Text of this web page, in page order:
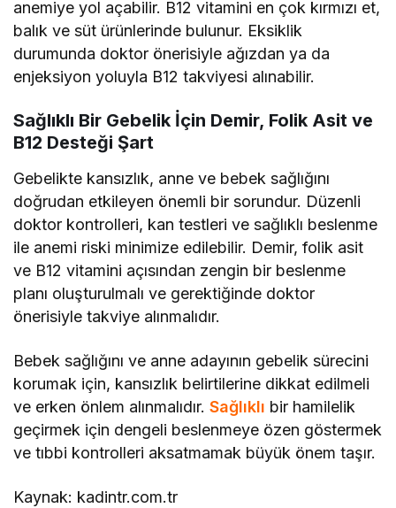
anemiye yol açabilir. B12 vitamini en çok kırmızı et,
balık ve süt ürünlerinde bulunur. Eksiklik
durumunda doktor önerisiyle ağızdan ya da
enjeksiyon yoluyla B12 takviyesi alınabilir.
Sağlıklı Bir Gebelik İçin Demir, Folik Asit ve
B12 Desteği Şart
Gebelikte kansızlık, anne ve bebek sağlığını
doğrudan etkileyen önemli bir sorundur. Düzenli
doktor kontrolleri, kan testleri ve sağlıklı beslenme
ile anemi riski minimize edilebilir. Demir, folik asit
ve B12 vitamini açısından zengin bir beslenme
planı oluşturulmalı ve gerektiğinde doktor
önerisiyle takviye alınmalıdır.
Bebek sağlığını ve anne adayının gebelik sürecini
korumak için, kansızlık belirtilerine dikkat edilmeli
ve erken önlem alınmalıdır.Sağlıklı bir hamilelik
geçirmek için dengeli beslenmeye özen göstermek
ve tıbbi kontrolleri aksatmamak büyük önem taşır.
Kaynak: kadintr.com.tr